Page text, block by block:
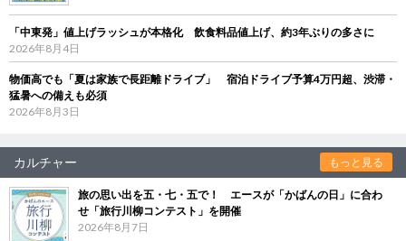
「中東発」値上げラッシュが本格化 飲食料品値上げ、約3年ぶりの多さに
2026年8月4日
物価高でも「夏は家族で長距離ドライブ」 宿泊ドライブ予算4万円超、渋滞・
猛暑への備えも必須
2026年8月3日
カルチャー もっと見る
旅の思い出を五・七・五で！ エースが「かばんの日」に合わ
せ「旅行川柳コンテスト」を開催
2026年8月7日